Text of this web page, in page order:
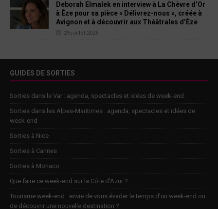
Deborah Elmalek en interview à La Chèvre d’Or
à Èze pour sa pièce « Délivrez-nous », créée à
Avignon et à découvrir aux Théâtrales d’Èze
29 juillet 2026
GUIDES DE SORTIES
Sorties dans le Var : agenda, spectacles et idées de week-end
Sorties dans les Alpes-Maritimes : agenda, spectacles et idées de
week-end
Sorties à Nice
Sorties à Cannes
Sorties à Monaco
Que faire ce week-end sur la Côte d’Azur ?
Tourisme week-end : envie de vous évader le temps d’un week-end ou
de découvrir une nouvelle destination ?